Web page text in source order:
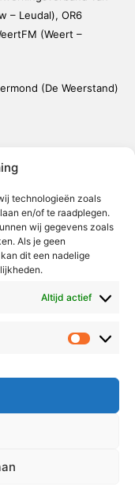
technologieën zoals
en/of te raadplegen.
wij gegevens zoals
Als je geen
dit een nadelige
Altijd actief
– Leudal), OR6
(Weert –
(De Weerstand)